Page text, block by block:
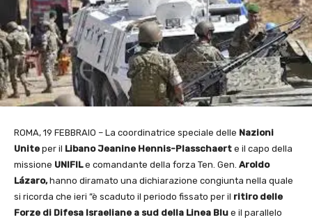
ROMA, 19 FEBBRAIO – La coordinatrice speciale delle Nazioni
Unite per il Libano Jeanine Hennis-Plasschaert e il capo della
missione UNIFILe comandante della forza Ten. Gen. Aroldo
Lázaro,hanno diramato una dichiarazione congiunta nella quale
si ricorda che ieri ”è scaduto il periodo fissato per il ritiro delle
Forze di Difesa Israeliane a sud della Linea Blu e il parallelo